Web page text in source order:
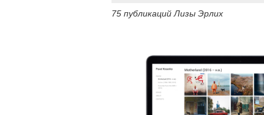
75 публикаций Лизы Эрлих